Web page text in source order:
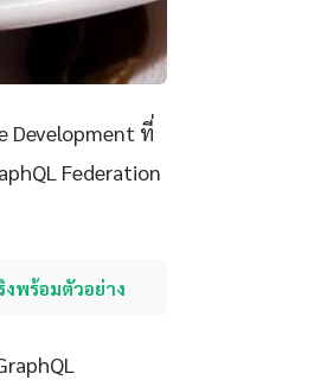
Development ที่
Federation
พร้อมตัวอย่าง